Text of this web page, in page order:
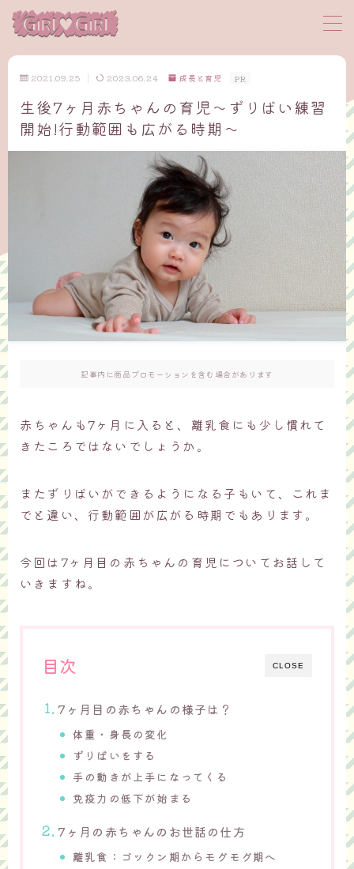
MENU
サイトマップ
プロフィール
2021.09.25 2023.06.24 成長と育児 PR
生後7ヶ月赤ちゃんの育児～ずりばい練習
開始!行動範囲も広がる時期～
記事内に商品プロモーションを含む場合があります
赤ちゃんも7ヶ月に入ると、離乳食にも少し慣れて
きたころではないでしょうか。
またずりばいができるようになる子もいて、これま
でと違い、行動範囲が広がる時期でもあります。
今回は7ヶ月目の赤ちゃんの育児についてお話して
いきますね。
CLOSE
目次
7ヶ月目の赤ちゃんの様子は？
体重・身長の変化
ずりばいをする
手の動きが上手になってくる
免疫力の低下が始まる
7ヶ月の赤ちゃんのお世話の仕方
離乳食：ゴックン期からモグモグ期へ